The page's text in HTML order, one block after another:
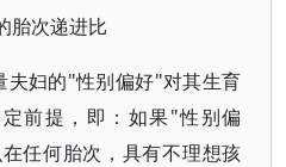
胎次递进比
夫妇的"性别偏好"对其生育
前提，即：如果"性别偏
任何胎次，具有不理想孩